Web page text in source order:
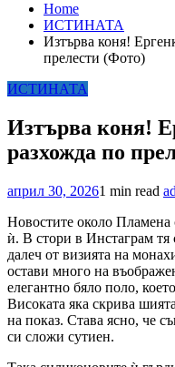
Home
ИСТИНАТА
Изтърва коня!
прелести (Фото)
ИСТИНАТА
Изтърва коня!
разхожда по
април 30, 20261 min read
Новостите около Пламена
ѝ. В стори в Инстаграм тя
далеч от визията на
остави много на
елегантно бяло поло,
Високата яка скрива
на показ. Става ясно, че
си сложи сутиен.